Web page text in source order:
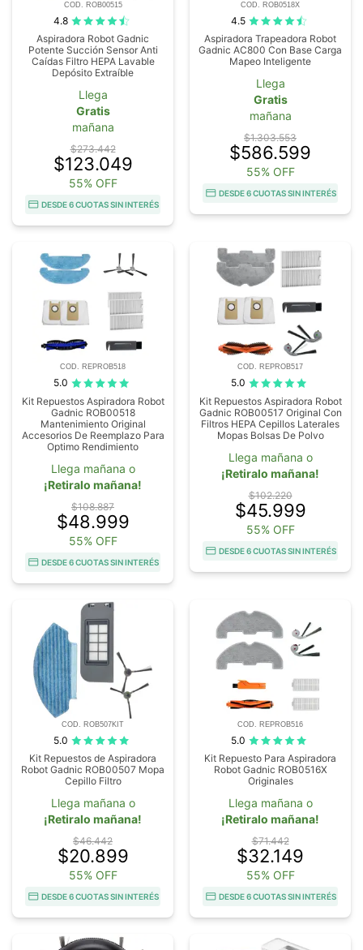
COD. ROB00515
4.8
Aspiradora Robot Gadnic
Potente Succión Sensor Anti
Caídas Filtro HEPA Lavable
Depósito Extraíble
Llega
Gratis
mañana
$273.442
$123.049
55% OFF
DESDE 6 CUOTAS SIN INTERÉS
COD. ROB0518X
4.5
Aspiradora Trapeadora Robot
Gadnic AC800 Con Base Carga
Mapeo Inteligente
Llega
Gratis
mañana
$1.303.553
$586.599
55% OFF
DESDE 6 CUOTAS SIN INTERÉS
COD. REPROB518
5.0
Kit Repuestos Aspiradora Robot
Gadnic ROB00518
Mantenimiento Original
Accesorios De Reemplazo Para
Optimo Rendimiento
Llega mañana o
¡Retiralo mañana!
$108.887
$48.999
55% OFF
DESDE 6 CUOTAS SIN INTERÉS
COD. REPROB517
5.0
Kit Repuestos Aspiradora Robot
Gadnic ROB00517 Original Con
Filtros HEPA Cepillos Laterales
Mopas Bolsas De Polvo
Llega mañana o
¡Retiralo mañana!
$102.220
$45.999
55% OFF
DESDE 6 CUOTAS SIN INTERÉS
COD. ROB507KIT
5.0
Kit Repuestos de Aspiradora
Robot Gadnic ROB00507 Mopa
Cepillo Filtro
Llega mañana o
¡Retiralo mañana!
$46.442
$20.899
55% OFF
DESDE 6 CUOTAS SIN INTERÉS
COD. REPROB516
5.0
Kit Repuesto Para Aspiradora
Robot Gadnic ROB0516X
Originales
Llega mañana o
¡Retiralo mañana!
$71.442
$32.149
55% OFF
DESDE 6 CUOTAS SIN INTERÉS